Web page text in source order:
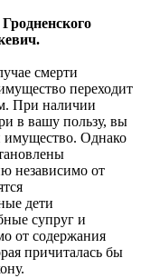
смерти
переходит
При наличии
в вашу пользу, вы
имущество. Однако
независимо от
дети
супруг и
от содержания
причиталась бы